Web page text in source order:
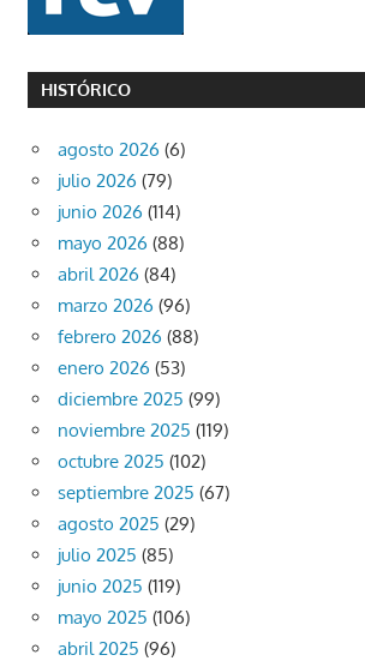
HISTÓRICO
agosto 2026 (6)
julio 2026 (79)
junio 2026 (114)
mayo 2026 (88)
abril 2026 (84)
marzo 2026 (96)
febrero 2026 (88)
enero 2026 (53)
diciembre 2025 (99)
noviembre 2025 (119)
octubre 2025 (102)
septiembre 2025 (67)
agosto 2025 (29)
julio 2025 (85)
junio 2025 (119)
mayo 2025 (106)
abril 2025 (96)